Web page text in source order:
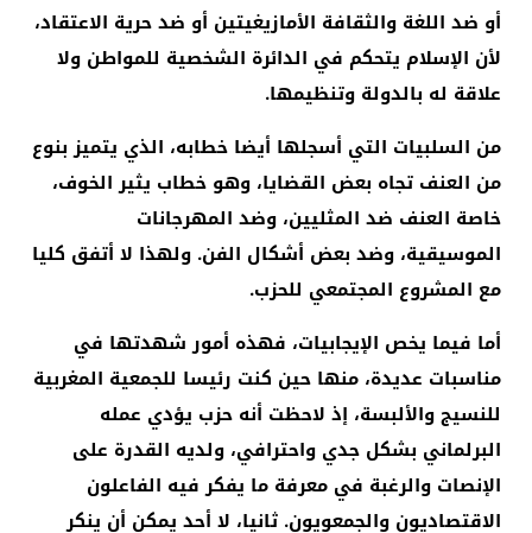
أو ضد اللغة والثقافة الأمازيغيتين أو ضد حرية الاعتقاد،
لأن الإسلام يتحكم في الدائرة الشخصية للمواطن ولا
علاقة له بالدولة وتنظيمها.
من السلبيات التي أسجلها أيضا خطابه، الذي يتميز بنوع
من العنف تجاه بعض القضايا، وهو خطاب يثير الخوف،
خاصة العنف ضد المثليين، وضد المهرجانات
الموسيقية، وضد بعض أشكال الفن. ولهذا لا أتفق كليا
مع المشروع المجتمعي للحزب.
أما فيما يخص الإيجابيات، فهذه أمور شهدتها في
مناسبات عديدة، منها حين كنت رئيسا للجمعية المغربية
للنسيج والألبسة، إذ لاحظت أنه حزب يؤدي عمله
البرلماني بشكل جدي واحترافي، ولديه القدرة على
الإنصات والرغبة في معرفة ما يفكر فيه الفاعلون
الاقتصاديون والجمعويون. ثانيا، لا أحد يمكن أن ينكر